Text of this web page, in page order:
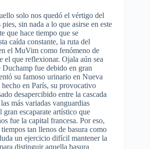
solo nos quedó el vértigo del
sin nada a lo que asirse en este
que hace tiempo que se
caída constante, la ruta del
el MuVim como fenómeno de
el que reflexionar. Ojala aún sea
fue debido en gran
su famoso urinario en Nueva
en París, su provocativo
desapercibido entre la cascada
más variadas vanguardias
gran escaparate artístico que
fue la capital francesa. Por eso,
tan llenos de basura como
un ejercicio difícil mantener la
distinguir aquella basura